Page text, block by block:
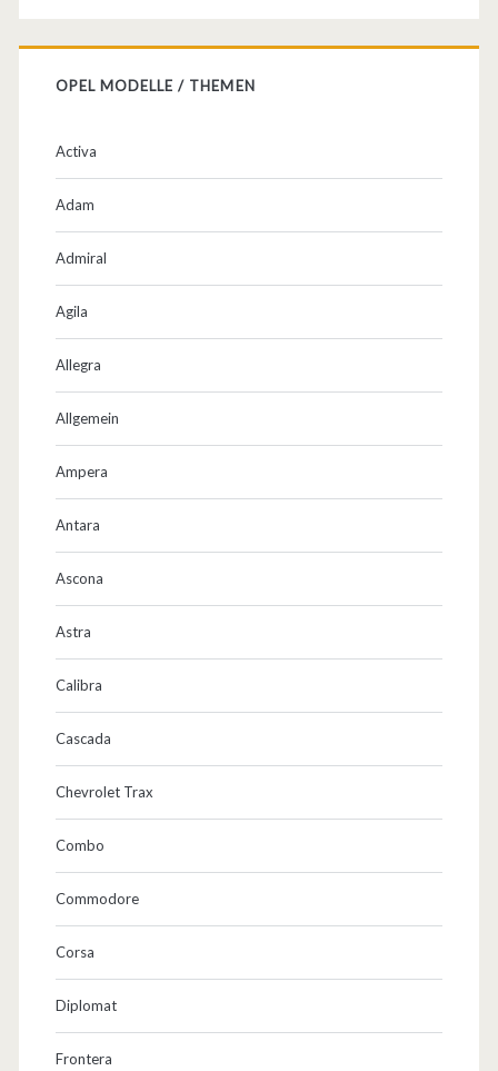
e
l
OPEL MODELLE / THEMEN
Activa
Adam
Admiral
Agila
Allegra
Allgemein
Ampera
Antara
Ascona
Astra
Calibra
Cascada
Chevrolet Trax
Combo
Commodore
Corsa
Diplomat
Frontera